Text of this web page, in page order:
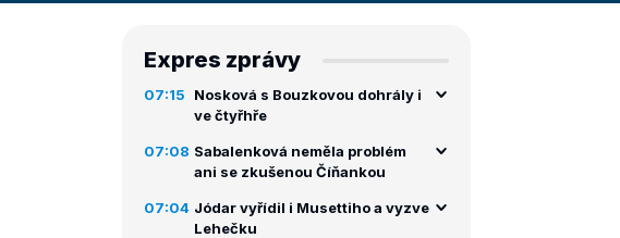
Expres zprávy
07:15
Nosková s Bouzkovou dohrály i
ve čtyřhře
07:08 Sabalenková neměla problém
ani se zkušenou Číňankou
07:04 Jódar vyřídil i Musettiho a vyzve
Lehečku